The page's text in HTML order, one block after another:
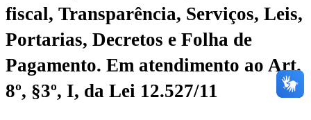
fiscal, Transparência, Serviços, Leis,
Portarias, Decretos e Folha de
Pagamento. Em atendimento ao Art.
8º, §3º, I, da Lei 12.527/11